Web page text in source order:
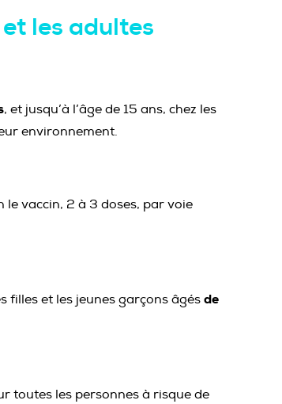
les adultes
, et jusqu’à l’âge de 15 ans, chez les
environnement.
le vaccin, 2 à 3 doses, par voie
filles et les jeunes garçons âgésde
toutes les personnes à risque de